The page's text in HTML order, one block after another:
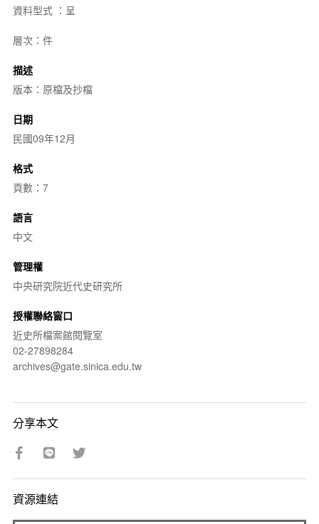
資料型式 ：呈
層次：件
描述
版本：原檔及抄檔
日期
民國09年12月
格式
頁數：7
語言
中文
管理權
中央研究院近代史研究所
授權聯絡窗口
近史所檔案館閱覽室
02-27898284
archives@gate.sinica.edu.tw
分享本文
資源連結